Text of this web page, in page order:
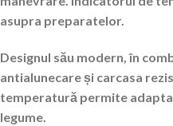
asupra preparatelor.
Designul său modern, în
antialunecareși carcasa
temperatură permite
legume.